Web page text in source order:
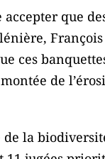
que
François
ces
de
la